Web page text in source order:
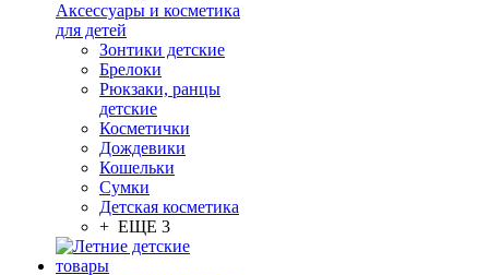
Аксессуары и косметика
для детей
Зонтики детские
Брелоки
Рюкзаки, ранцы
детские
Косметички
Дождевики
Кошельки
Сумки
Детская косметика
+ ЕЩЕ 3